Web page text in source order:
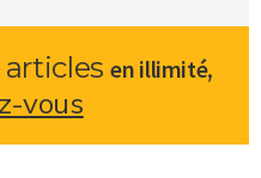
articlesen illimité,
vous